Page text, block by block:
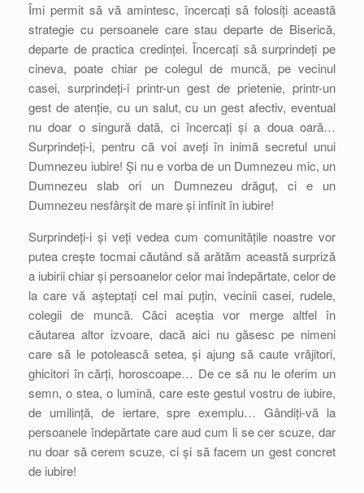
Îmi permit să vă amintesc, încercați să folosiți această
strategie cu persoanele care stau departe de Biserică,
departe de practica credinței. Încercați să surprindeți pe
cineva, poate chiar pe colegul de muncă, pe vecinul
casei, surprindeți-i printr-un gest de prietenie, printr-un
gest de atenție, cu un salut, cu un gest afectiv, eventual
nu doar o singură dată, ci încercați și a doua oară…
Surprindeți-i, pentru că voi aveți în inimă secretul unui
Dumnezeu iubire! Și nu e vorba de un Dumnezeu mic, un
Dumnezeu slab ori un Dumnezeu drăguț, ci e un
Dumnezeu nesfârșit de mare și infinit în iubire!
Surprindeți-i și veți vedea cum comunitățile noastre vor
putea crește tocmai căutând să arătăm această surpriză
a iubirii chiar și persoanelor celor mai îndepărtate, celor de
la care vă așteptați cel mai puțin, vecinii casei, rudele,
colegii de muncă. Căci aceștia vor merge altfel în
căutarea altor izvoare, dacă aici nu găsesc pe nimeni
care să le potolească setea, și ajung să caute vrăjitori,
ghicitori în cărți, horoscoape… De ce să nu le oferim un
semn, o stea, o lumină, care este gestul vostru de iubire,
de umilință, de iertare, spre exemplu… Gândiți-vă la
persoanele îndepărtate care aud cum li se cer scuze, dar
nu doar să cerem scuze, ci și să facem un gest concret
de iubire!